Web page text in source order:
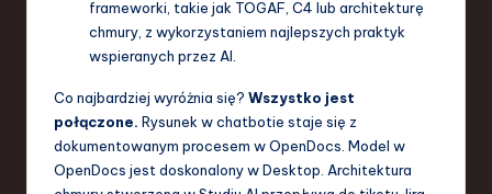
frameworki, takie jak TOGAF, C4 lub architekturę
chmury, z wykorzystaniem najlepszych praktyk
wspieranych przez AI.
Co najbardziej wyróżnia się? Wszystko jest
połączone. Rysunek w chatbotie staje się z
dokumentowanym procesem w OpenDocs. Model w
OpenDocs jest doskonalony w Desktop. Architektura